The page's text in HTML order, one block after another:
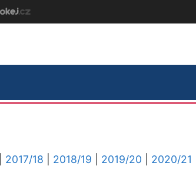
2017/18 2018/19 2019/20
2020/21